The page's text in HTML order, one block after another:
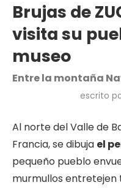
Brujas de
visita su
museo
Entre la montaña
escrito
Al norte del Valle de
Francia, se dibuja el
pequeño pueblo
murmullos entretejen